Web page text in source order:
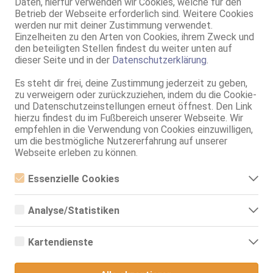
Betrieb der Webseite erforderlich sind. Weitere Cookies
werden nur mit deiner Zustimmung verwendet.
Einzelheiten zu den Arten von Cookies, ihrem Zweck und
den beteiligten Stellen findest du weiter unten auf
dieser Seite und in der Datenschutzerklärung
Es steht dir frei, deine Zustimmung jederzeit zu geben,
zu verweigern oder zurückzuziehen, indem du die Cookie-
und Datenschutzeinstellungen erneut öffnest. Den Link
hierzu findest du im Fußbereich unserer Webseite. Wir
empfehlen in die Verwendung von Cookies einzuwilligen,
um die bestmögliche Nutzererfahrung auf unserer
Webseite erleben zu können.
Essenzielle Cookies
Essenzielle Cookies sind alle notwendigen Cookies, die für den
ermöglicht werden. Die Webseite kann ohne diese Cookies nicht
Analyse/Statistiken
Analyse- bzw. Statistikcookies sind Cookies, die der Analyse der
Zugriffsstatistiken dienen. Sie helfen den Webseiten-Besitzern zu
Informationen anonym gesammelt und gemeldet werden.
Kartendienste
Isabelle
Laufhaus Braunau
ZK, AV, 69, GF6, DT, NSa, Franz b. Ihr
Braunau am Inn
Beverly
Laufhaus Braunau
29 Jahre, 75C, KF 36, 1.69m, total rasiert, mitteleuropäisch
ZK, 69, GF6, Franz b. Ihr, BV, Schmu., Kuscheln, Körperküs.
Braunau am Inn
Neue Innbrückenstraße 1
Laufhaus Braunau
85B, KF 36, 1.65m, total rasiert, Latina
ZK, 69, GF6, DT, NSa, Franz b. Ihr, BV
Neue Innbrückenstraße 1